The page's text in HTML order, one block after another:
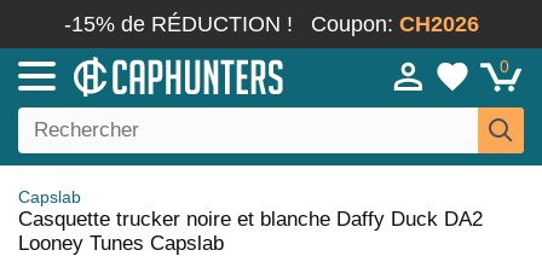
-15% de RÉDUCTION ! Coupon: CH2026
0
Capslab
Casquette trucker noire et blanche Daffy Duck DA2
Looney Tunes Capslab